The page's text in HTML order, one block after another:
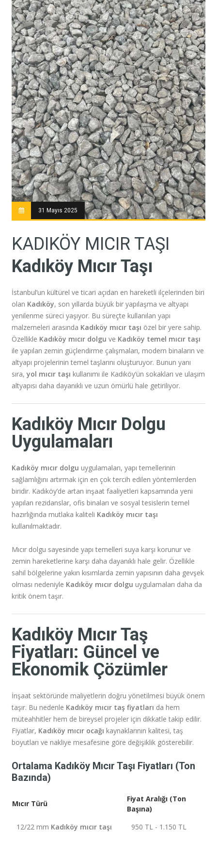
KADIKÖY MICIR TAŞI
31 Mayıs 2025
Kadıköy Mıcır Taşı
İstanbul’un kültürel ve ticari açıdan en hareketli ilçelerinden biri
olan Kadıköy, son yıllarda büyük bir yapılaşma ve altyapı
yenilenme süreci yaşıyor. Bu süreçte kullanılan yapı
malzemeleri arasında Kadıköy mıcır taşı özel bir yere sahip.
Özellikle Kadıköy mıcır dolgu ve Kadıköy temel mıcır taşı
ile yapılan zemin güçlendirme çalışmaları, modern binaların ve
altyapı projelerinin temel taşlarını oluşturuyor. Bunun yanı
sıra, yol mıcır taşı kullanımı ile Kadıköy’ün sokakları ve ulaşım
altyapısı daha dayanıklı ve uzun ömürlü hale getiriliyor.
Kadıköy Mıcır Dolgu
Uygulamaları
Kadıköy mıcır dolgu uygulamaları, yapı temellerinin
sağlamlığını artırmak için en çok tercih edilen yöntemlerden
biridir. Kadıköy’de artan inşaat faaliyetleri kapsamında yeni
yapılan rezidanslar, ofis binaları ve sosyal tesislerin temel
hazırlığında mutlaka kaliteli Kadıköy mıcır taşı
kullanılmaktadır.
Mıcır dolgu sayesinde yapı temelleri suya karşı korunur ve
zemin hareketlerine karşı daha dayanıklı hale gelir. Özellikle
sahil bölgelerine yakın kısımlarda zemin yapısının daha gevşek
olması nedeniyle Kadıköy mıcır dolgu uygulamaları daha da
kritik önem taşır.
Kadıköy Mıcır Taş
Fiyatları: Güncel ve
Ekonomik Çözümler
İnşaat sektöründe maliyetlerin doğru yönetilmesi büyük önem
taşır. Bu nedenle Kadıköy mıcır taş fiyatları da hem
müteahhitler hem de bireysel projeler için dikkatle takip edilir.
Fiyatlar, Kadıköy mıcır ocağı kaynaklarının kalitesi, taş
boyutları ve nakliye mesafesine göre değişiklik gösterebilir.
Ortalama Kadıköy Mıcır Taşı Fiyatları (Ton
Bazında)
Mıcır Türü
Fiyat Aralığı (Ton
Başına)
12/22 mm Kadıköy mıcır taşı 950 TL - 1.150 TL